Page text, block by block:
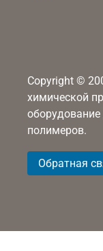
Copyright ©
химической
полимеров.
Обратная